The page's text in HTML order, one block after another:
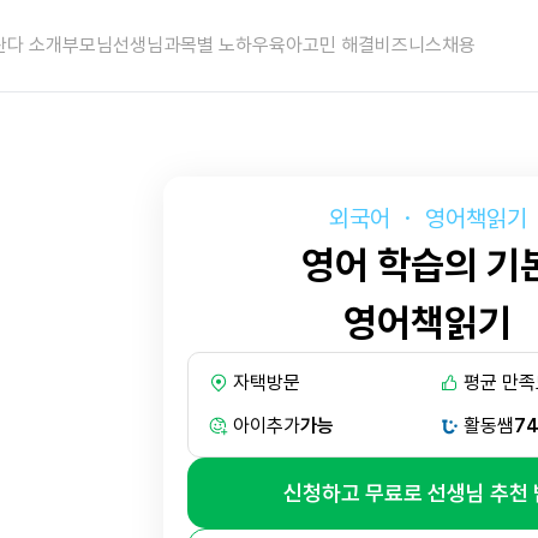
다 소개부모님선생님과목별 노하우육아고민 해결비즈니스채용
외국어 ・ 영어책읽기
영어 학습의 기
영어책읽기
자택방문
평균 만
아이추가가능 활동쌤
신청하고 무료로 선생님 추천